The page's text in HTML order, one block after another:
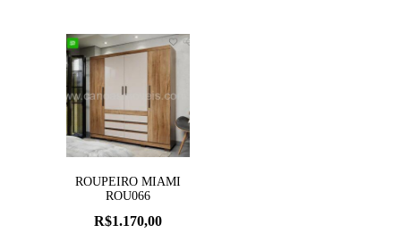
ROUPEIRO MIAMI
ROU066
R$1.170,00